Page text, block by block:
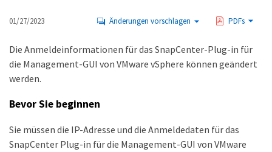
01/27/2023 Änderungen vorschlagen PDFs
Die Anmeldeinformationen für das SnapCenter-Plug-in für
die Management-GUI von VMware vSphere können geändert
werden.
Bevor Sie beginnen
Sie müssen die IP-Adresse und die Anmeldedaten für das
SnapCenter Plug-in für die Management-GUI von VMware